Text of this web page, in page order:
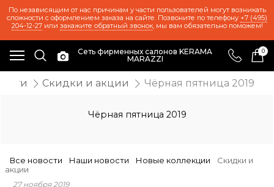
По независящим от нас причинам у части пользователей могут возникать
сложности с оформлением заказа на сайте. Позвоните по телефону +7 (495)
204-12-27или закажите обратный звонок, мы вам обязательно поможем!
Сеть фирменных салонов KERAMA
MARAZZI
0
Скидки и акции Чёрная пятница 2019
Чёрная пятница 2019
Все новости Наши новости Новые коллекции
Скидки и
акции
27 ноября 2019